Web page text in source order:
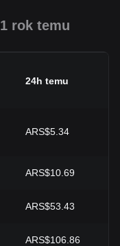
1 rok temu
24h temu
ARS$5.34
ARS$10.69
ARS$53.43
ARS$106.86